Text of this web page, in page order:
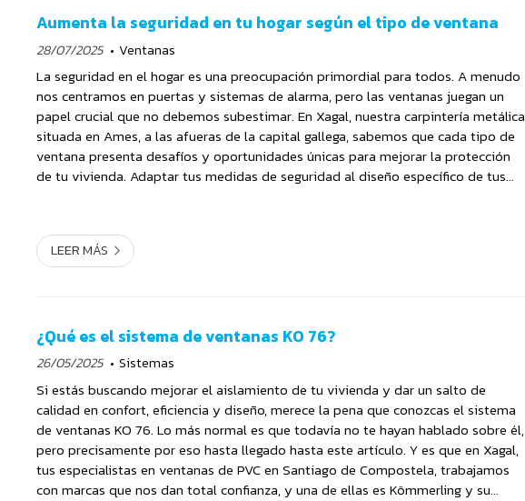
Aumenta la seguridad en tu hogar según el tipo de ventana
28/07/2025 Ventanas
La seguridad en el hogar es una preocupación primordial para todos. A menudo
nos centramos en puertas y sistemas de alarma, pero las ventanas juegan un
papel crucial que no debemos subestimar. En Xagal, nuestra carpintería metálica
situada en Ames, a las afueras de la capital gallega, sabemos que cada tipo de
ventana presenta desafíos y oportunidades únicas para mejorar la protección
de tu vivienda. Adaptar tus medidas de seguridad al diseño específico de tus
LEER MÁS
¿Qué es el sistema de ventanas KO 76?
26/05/2025 Sistemas
Si estás buscando mejorar el aislamiento de tu vivienda y dar un salto de
calidad en confort, eficiencia y diseño, merece la pena que conozcas el sistema
de ventanas KO 76. Lo más normal es que todavía no te hayan hablado sobre él,
pero precisamente por eso hasta llegado hasta este artículo. Y es que en Xagal,
tus especialistas en ventanas de PVC en Santiago de Compostela, trabajamos
con marcas que nos dan total confianza, y una de ellas es Kömmerling y su